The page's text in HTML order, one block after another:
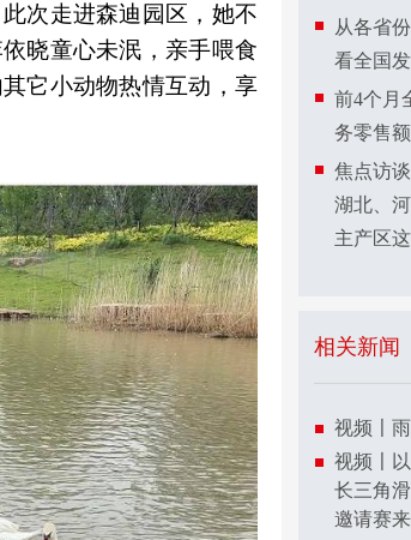
次走进森迪园区，她不
晓童心未泯，亲手喂食
它小动物热情互动，享
从各省
看全国
前4个月
务零售
焦点访
湖北、
主产区
相关新闻
视频〡
视频〡
长三角
邀请赛